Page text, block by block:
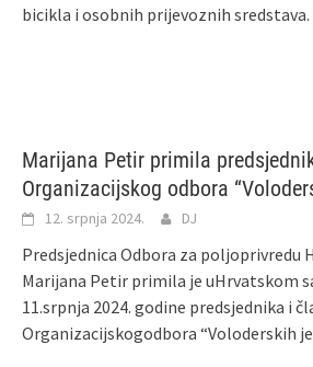
bicikla i osobnih prijevoznih sredstava.
Marijana Petir primila
Organizacijskog odbora
12. srpnja 2024. DJ
Predsjednica Odbora za poljoprivredu
Marijana Petir primila je uHrvatskom
11.srpnja 2024. godine predsjednika i
Organizacijskogodbora “Voloderskih